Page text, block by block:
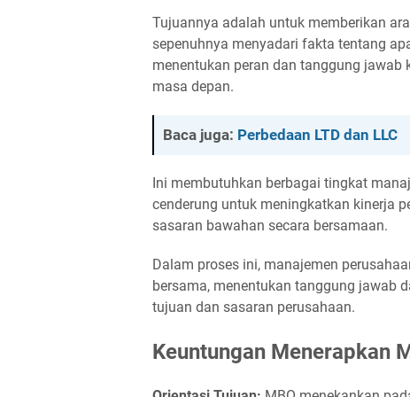
Tujuannya adalah untuk memberikan
sepenuhnya menyadari fakta tentang
menentukan peran dan tanggung
masa depan.
Baca juga: Perbedaan LTD dan LLC
Ini membutuhkan berbagai tingkat
cenderung untuk meningkatkan kinerja
sasaran bawahan secara bersamaan.
Dalam proses ini, manajemen
bersama, menentukan tanggung jawab
tujuan dan sasaran perusahaan.
Keuntungan Menerapkan